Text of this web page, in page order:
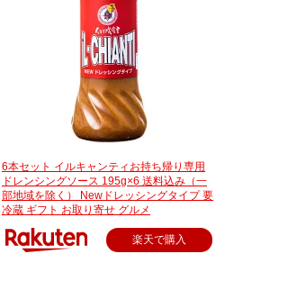
6本セット イルキャンティお持ち帰り専用
ドレンシングソース 195g×6 送料込み（一
部地域を除く） Newドレッシングタイプ 要
冷蔵 ギフト お取り寄せ グルメ
楽天で購入